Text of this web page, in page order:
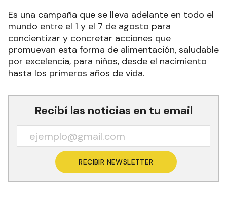
Es una campaña que se lleva adelante en todo el
mundo entre el 1 y el 7 de agosto para
concientizar y concretar acciones que
promuevan esta forma de alimentación, saludable
por excelencia, para niños, desde el nacimiento
hasta los primeros años de vida.
Recibí las noticias en tu email
RECIBIR NEWSLETTER